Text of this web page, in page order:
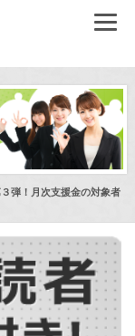
弾！月次支援金の対象者